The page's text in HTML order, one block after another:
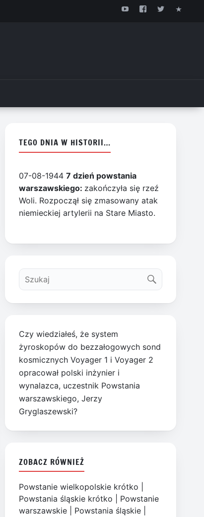
TEGO DNIA W HISTORII…
07-08-19447 dzień powstania
warszawskiego: zakończyła się rzeź
Woli. Rozpoczął się zmasowany atak
niemieckiej artylerii na Stare Miasto.
Czy wiedziałeś, że system
żyroskopów do bezzałogowych sond
kosmicznych Voyager 1 i Voyager 2
opracował polski inżynier i
wynalazca, uczestnik Powstania
warszawskiego, Jerzy
Gryglaszewski?
ZOBACZ RÓWNIEŻ
Powstanie wielkopolskie krótko
Powstania śląskie krótko
Powstanie
warszawskie
Powstania śląskie